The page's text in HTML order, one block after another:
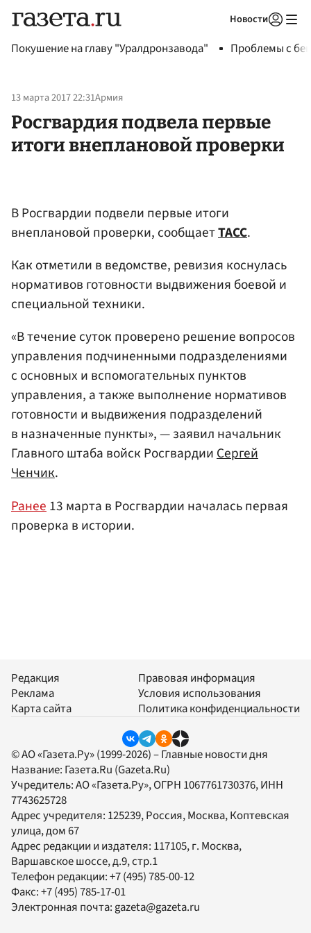
Новости
Покушение на главу "Уралдронзавода" Проблемы с
13 марта 2017 22:31Армия
Росгвардия подвела первые
итоги внеплановой проверки
В Росгвардии подвели первые итоги
внеплановой проверки, сообщаетТАСС.
Как отметили в ведомстве, ревизия коснулась
нормативов готовности выдвижения боевой и
специальной техники.
«В течение суток проверено решение вопросов
управления подчиненными подразделениями
с основных и вспомогательных пунктов
управления, а также выполнение нормативов
готовности и выдвижения подразделений
в назначенные пункты», — заявил начальник
Главного штаба войск РосгвардииСергей
Ченчик.
Ранее 13 марта в Росгвардии началась первая
проверка в истории.
Редакция
Реклама
Карта сайта
Правовая информация
Условия использования
Политика конфиденциальности
© АО «Газета.Ру» (1999-2026) – Главные новости дня
Название: Газета.Ru (Gazeta.Ru)
Учредитель:АО «Газета.Ру», ОГРН 1067761730376, ИНН
7743625728
Адрес учредителя: 125239, Россия, Москва, Коптевская
улица, дом 67
Адрес редакции и издателя: 117105, г. Москва,
Варшавское шоссе, д.9, стр.1
Телефон редакции:+7 (495) 785-00-12
Факс:+7 (495) 785-17-01
Электронная почта:gazeta@gazeta.ru